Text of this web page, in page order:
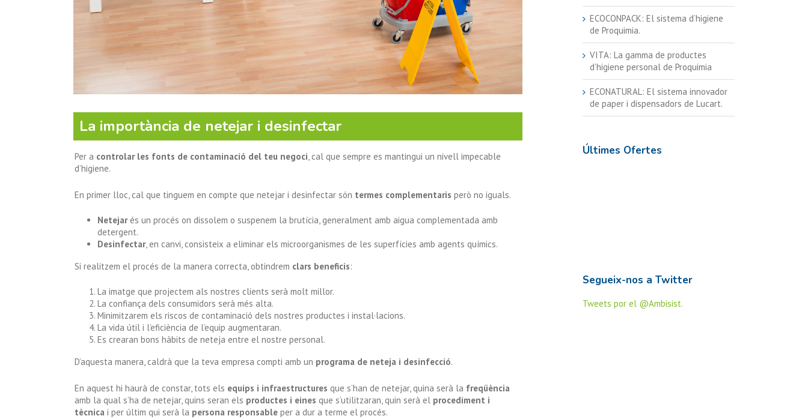
La importància de netejar i desinfectar
Per a controlar les fonts de contaminació del teu negoci, cal que sempre es mantingui un nivell impecable
d’higiene.
En primer lloc, cal que tinguem en compte que netejar i desinfectar són termes complementaris però no iguals.
Netejar és un procés on dissolem o suspenem la brutícia, generalment amb aigua complementada amb
detergent.
Desinfectar, en canvi, consisteix a eliminar els microorganismes de les superfícies amb agents químics.
Si realitzem el procés de la manera correcta, obtindrem clars beneficis:
La imatge que projectem als nostres clients serà molt millor.
La confiança dels consumidors serà més alta.
Minimitzarem els riscos de contaminació dels nostres productes i instal·lacions.
La vida útil i l’eficiència de l’equip augmentaran.
Es crearan bons hàbits de neteja entre el nostre personal.
D’aquesta manera, caldrà que la teva empresa compti amb un programa de neteja i desinfecció.
En aquest hi haurà de constar, tots els equips i infraestructures que s’han de netejar, quina serà la freqüència
amb la qual s’ha de netejar, quins seran els productes i eines que s’utilitzaran, quin serà el procediment i
tècnica i per últim qui serà la persona responsable per a dur a terme el procés.
ECOCONPACK: El sistema d’higiene
de Proquimia.
VITA: La gamma de productes
d’higiene personal de Proquimia
ECONATURAL: El sistema innovador
de paper i dispensadors de Lucart.
Últimes Ofertes
Segueix-nos a Twitter
Tweets por el @Ambisist.